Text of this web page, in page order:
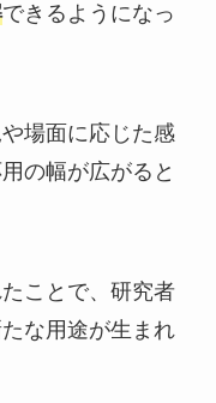
できるようになっ
場面に応じた感
の幅が広がると
ことで、研究者
な用途が生まれ